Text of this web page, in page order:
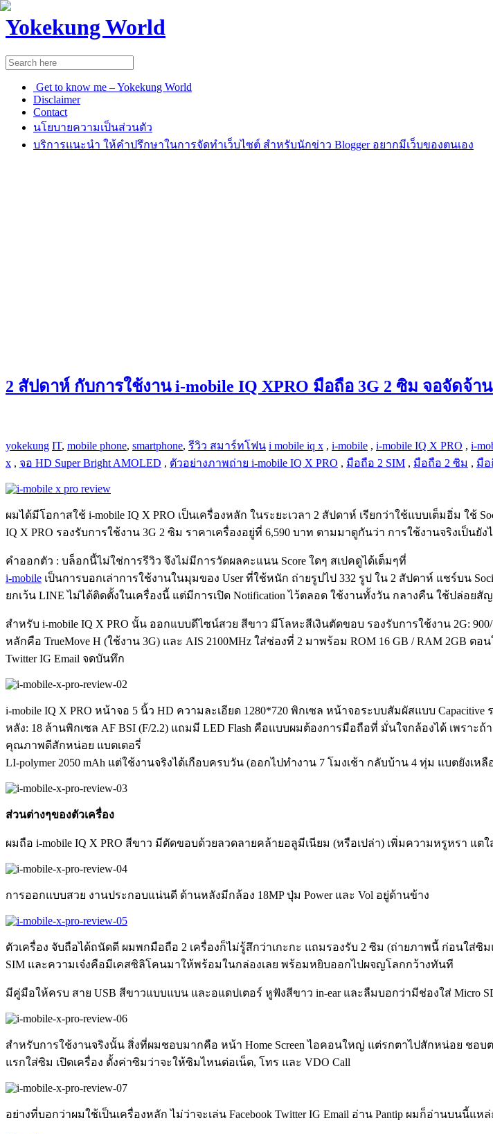
Yokekung World
Get to know me – Yokekung World
Disclaimer
Contact
นโยบายความเป็นส่วนตัว
บริการแนะนำ ให้คำปรึกษาในการจัดทำเว็บไซต์ สำหรับนักข่าว Blogger อยากมีเว็บของตนเอง
2 สัปดาห์ กับการใช้งาน i-mobile IQ XPRO มือถือ 3G 2 ซิม จอจัดจ้า
yokekung IT, mobile phone, smartphone, รีวิว สมาร์ทโฟน i mobile iq x , i-mobile , i-mobile IQ X PRO , i-
x , จอ HD Super Bright AMOLED , ตัวอย่างภาพถ่าย i-mobile IQ X PRO , มือถือ 2 SIM , มือถือ 2 ซิม , มือ
ผมได้มีโอกาสใช้ i-mobile IQ X PRO เป็นเครื่องหลัก ในระยะเวลา 2 สัปดาห์ เรียกว่าใช้แบบเต็มอิ่ม ใช้
IQ X PRO รองรับการใช้งาน 3G 2 ซิม ราคาเครื่องอยู่ที่ 6,590 บาท ตามมาดูกันว่า การใช้งานจริงเป็นยั
คำออกตัว : บล็อกนี้ไม่ใช่การรีวิว จึงไม่มีการวัดผลคะแนน Score ใดๆ สเปคดูได้เต็มๆที่
i-mobile เป็นการบอกเล่าการใช้งานในมุมของ User ที่ใช้หนัก ถ่ายรูปไป 332 รูป ใน 2 สัปดาห์ แชร์บน Social
ยกเว้น LINE ไม่ได้ติดตั้งในเครื่องนี้ แต่มีการเปิด Notification ไว้ตลอด ใช้งานทั้งวัน กลางคืน ใช้ปล่อยสั
สำหรับ i-mobile IQ X PRO นั้น ออกแบบดีไซน์สวย สีขาว มีโลหะสีเงินตัดขอบ รองรับการใช้งาน 2G: 900/
หลักคือ TrueMove H (ใช้งาน 3G) และ AIS 2100MHz ใส่ช่องที่ 2 มาพร้อม ROM 16 GB / RAM 2GB ต
Twitter IG Email จดบันทึก
i-mobile IQ X PRO หน้าจอ 5 นิ้ว HD ความละเอียด 1280*720 พิกเซล หน้าจอระบบสัมผัสแบบ
หลัง: 18 ล้านพิกเซล AF BSI (F/2.2) แถมมี LED Flash คือแบบผมต้องการมือถือที่ มั่นใจกล้องได้ เพรา
คุณภาพดีสักหน่อย แบตเตอรี่ ​
LI-polymer 2050 mAh แต่ใช้งานจริงได้เกือบครบวัน (ออกไปทำงาน 7 โมงเช้า กลับบ้าน 4 ทุ่ม แบตยังเหลื
ส่วนต่างๆของตัวเครื่อง
ผมถือ i-mobile IQ X PRO สีขาว มีตัดขอบด้วยลวดลายคล้ายอลูมีเนียม (หรือเปล่า) เพิ่มความหรูหรา แ
การออกแบบสวย งานประกอบแน่นดี ด้านหลังมีกล้อง 18MP ปุ่ม Power และ Vol อยู่ด้านข้าง
ตัวเครื่อง จับถือได้ถนัดดี ผมพกมือถือ 2 เครื่องก็ไม่รู้สึกว่าเกะกะ แถมรองรับ 2 ซิม (ถ่ายภาพนี้ ก่อนใส่
SIM และความเจ๋งคือมีเคสซิลิโคนมาให้พร้อมในกล่องเลย พร้อมหยิบออกไปผจญโลกกว้างทันที
มีคู่มือให้ครบ สาย USB สีขาวแบบแบน และอแดปเตอร์ หูฟังสีขาว in-ear และลืมบอกว่ามีช่องใส่ Micro
สำหรับการใช้งานจริงนั้น สิ่งที่ผมชอบมากคือ หน้า Home Screen ไอคอนใหญ่ แต่รกตาไปสักหน่อย ชอบ
แรกใส่ซิม เปิดเครื่อง ตั้งค่าซิมว่าจะให้ซิมไหนต่อเน็ต, โทร และ VDO Call
อย่างที่บอกว่าผมใช้เป็นเครื่องหลัก ไม่ว่าจะเล่น Facebook Twitter IG Email อ่าน Pantip ผมก็อ่านบนนี้แ